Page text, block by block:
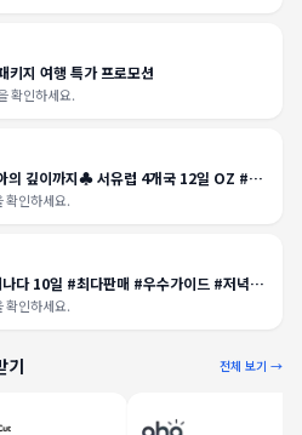
키지 여행 특가 프로모션
확인하세요.
깊이까지♣ 서유럽 4개국 12일 OZ #단
르사유 #밀라노아울렛 #나/폼/소
확인하세요.
다 10일 #최다판매 #우수가이드 #저녁출
확인하세요.
기 전체 보기 →